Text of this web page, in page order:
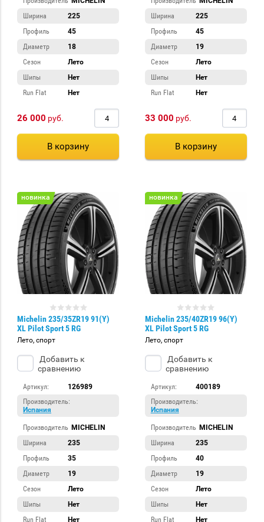
Ширина
225
Профиль
45
Диаметр
18
Сезон
Лето
Шипы
Нет
Run Flat
Нет
26 000 руб.
В корзину
Ширина
225
Профиль
45
Диаметр
19
Сезон
Лето
Шипы
Нет
Run Flat
Нет
33 000 руб.
В корзину
новинка
Michelin 235/35ZR19 91(Y)
XL Pilot Sport 5 RG
Лето, спорт
Добавить к
сравнению
Артикул:
126989
Производитель:
Испания
Производитель MICHELIN
Ширина
235
Профиль
35
Диаметр
19
Сезон
Лето
Шипы
Нет
Run Flat
Нет
новинка
Michelin 235/40ZR19 96(Y)
XL Pilot Sport 5 RG
Лето, спорт
Добавить к
сравнению
Артикул:
400189
Производитель:
Испания
Производитель MICHELIN
Ширина
235
Профиль
40
Диаметр
19
Сезон
Лето
Шипы
Нет
Run Flat
Нет